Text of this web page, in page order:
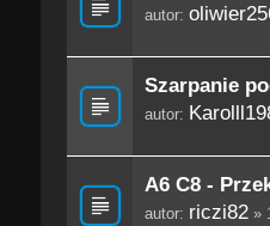
autor:
Szarpanie
autor:
A6 C8 -
autor: riczi82»